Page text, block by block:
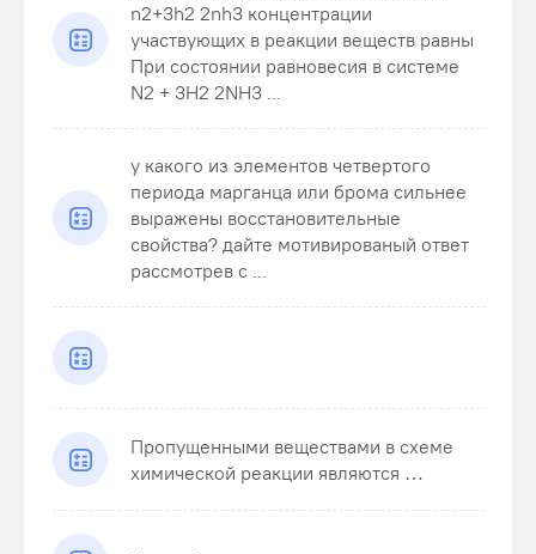
n2+3h2 2nh3 концентрации
участвующих в реакции веществ равны
При состоянии равновесия в системе
N2 + 3H2 2NH3 ...
у какого из элементов четвертого
периода марганца или брома сильнее
выражены восстановительные
свойства? дайте мотивированый ответ
рассмотрев с ...
Пропущенными веществами в схеме
химической реакции являются …